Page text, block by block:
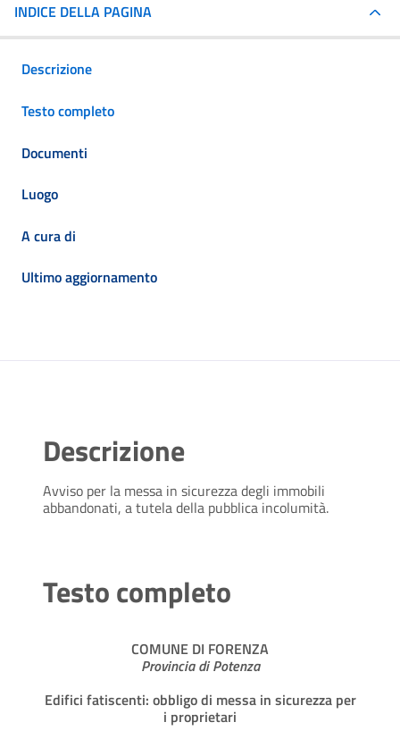
INDICE DELLA PAGINA
Descrizione
Testo completo
Documenti
Luogo
A cura di
Ultimo aggiornamento
Descrizione
Avviso per la messa in sicurezza degli immobili
abbandonati, a tutela della pubblica incolumità.
Testo completo
COMUNE DI FORENZA
Provincia di Potenza
Edifici fatiscenti: obbligo di messa in sicurezza per
i proprietari